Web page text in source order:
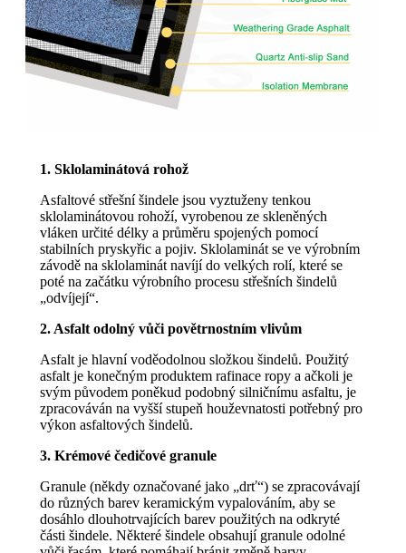
1. Sklolaminátová rohož
Asfaltové střešní šindele jsou vyztuženy tenkou
sklolaminátovou rohoží, vyrobenou ze skleněných
vláken určité délky a průměru spojených pomocí
stabilních pryskyřic a pojiv. Sklolaminát se ve výrobním
závodě na sklolaminát navíjí do velkých rolí, které se
poté na začátku výrobního procesu střešních šindelů
„odvíjejí“.
2. Asfalt odolný vůči povětrnostním vlivům
Asfalt je hlavní voděodolnou složkou šindelů. Použitý
asfalt je konečným produktem rafinace ropy a ačkoli je
svým původem poněkud podobný silničnímu asfaltu, je
zpracováván na vyšší stupeň houževnatosti potřebný pro
výkon asfaltových šindelů.
3. Krémové čedičové granule
Granule (někdy označované jako „drť“) se zpracovávají
do různých barev keramickým vypalováním, aby se
dosáhlo dlouhotrvajících barev použitých na odkryté
části šindele. Některé šindele obsahují granule odolné